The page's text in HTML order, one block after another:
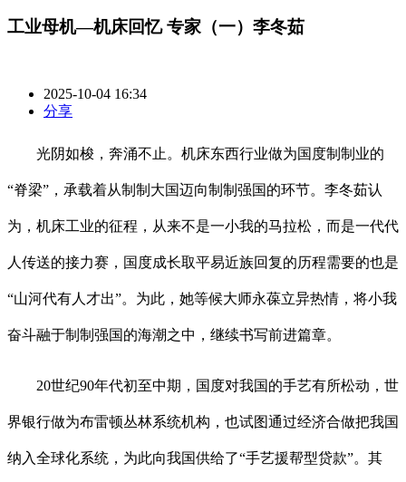
工业母机—机床回忆 专家（一）李冬茹
2025-10-04 16:34
分享
光阴如梭，奔涌不止。机床东西行业做为国度制制业的
“脊梁”，承载着从制制大国迈向制制强国的环节。李冬茹认
为，机床工业的征程，从来不是一小我的马拉松，而是一代代
人传送的接力赛，国度成长取平易近族回复的历程需要的也是
“山河代有人才出”。为此，她等候大师永葆立异热情，将小我
奋斗融于制制强国的海潮之中，继续书写前进篇章。
20世纪90年代初至中期，国度对我国的手艺有所松动，世
界银行做为布雷顿丛林系统机构，也试图通过经济合做把我国
纳入全球化系统，为此向我国供给了“手艺援帮型贷款”。其